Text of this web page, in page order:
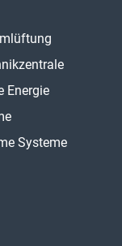
Energie
Systeme